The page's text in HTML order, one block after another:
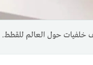
خلفيات حول العالم للقطط.